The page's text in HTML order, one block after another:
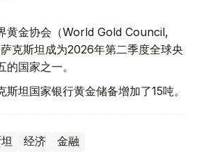
黄金协会（World Gold Council,
克斯坦成为2026年第二季度全球央
国家之一。
坦国家银行黄金储备增加了15吨。
经济 金融